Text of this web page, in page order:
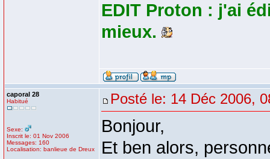
EDIT Proton : j'ai
mieux.
caporal 28
Habitué
Sexe:
Inscrit le: 01 Nov 2006
Messages: 160
Localisation: banlieue de Dreux
Posté le: 14 Déc 2006,
Bonjour,
Et ben alors,